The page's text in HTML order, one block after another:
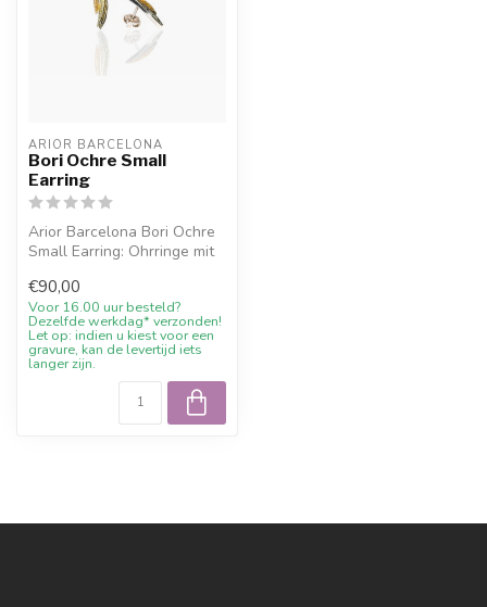
ARIOR BARCELONA
Bori Ochre Small
Earring
Arior Barcelona Bori Ochre
Small Earring: Ohrringe mit
€90,00
Voor 16.00 uur besteld?
Dezelfde werkdag* verzonden!
Let op: indien u kiest voor een
gravure, kan de levertijd iets
langer zijn.